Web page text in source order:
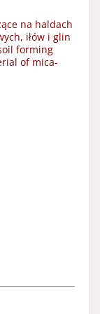
na haldach
iłów i glin
forming
of mica-